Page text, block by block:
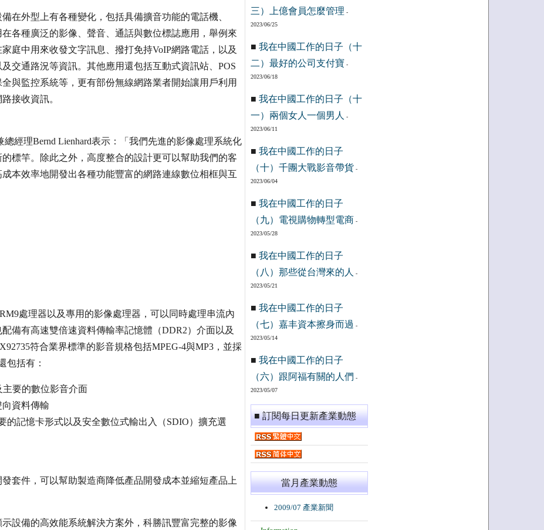
在外型上有各種變化，包括具備擴音功能的電話機、
各種廣泛的影像、聲音、通話與數位標誌應用，舉例來
庭中用來收發文字訊息、撥打免持VoIP網路電話，以及
交通路況等資訊。其他應用還包括互動式資訊站、POS
與監控系統等，更有部份無線網路業者開始讓用戶利用
接收資訊。
經理Bernd Lienhard表示：「我們先進的影像處理系統化
標竿。除此之外，高度整合的設計更可以幫助我們的客
本效率地開發出各種功能豐富的網路連線數位相框與互
處理器以及專用的影像處理器，可以同時處理串流內
備有高速雙倍速資料傳輸率記憶體（DDR2）介面以及
符合業界標準的影音規格包括MPEG-4與MP3，並採
包括有：
主要的數位影音介面
向資料傳輸
的記憶卡形式以及安全數位式輸出入（SDIO）擴充選
套件，可以幫助製造商降低產品開發成本並縮短產品上
設備的高效能系統解決方案外，科勝訊豐富完整的影像
三）上億會員怎麼管理 -
2023/06/25
■ 我在中國工作的日子（十
二）最好的公司支付寶 -
2023/06/18
■ 我在中國工作的日子（十
一）兩個女人一個男人
-
2023/06/11
■ 我在中國工作的日子
（十）千團大戰影音帶貨 -
2023/06/04
■ 我在中國工作的日子
（九）電視購物轉型電商 -
2023/05/28
■ 我在中國工作的日子
（八）那些從台灣來的人
-
2023/05/21
■ 我在中國工作的日子
（七）嘉丰資本擦身而過 -
2023/05/14
■ 我在中國工作的日子
（六）跟阿福有關的人們 -
2023/05/07
■ 訂閱每日更新產業動態
當月產業動態
2009/07 產業新聞